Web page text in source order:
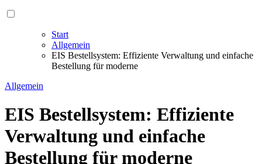
Start
Allgemein
EIS Bestellsystem: Effiziente Verwaltung und einfache
Bestellung für moderne
Allgemein
EIS Bestellsystem: Effiziente
Verwaltung und einfache
Bestellung für moderne